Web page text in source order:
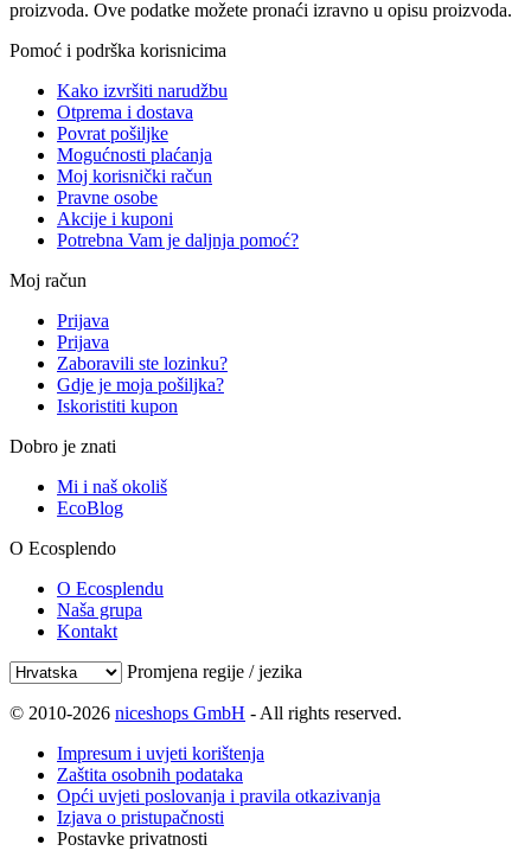
proizvoda. Ove podatke možete pronaći izravno u opisu proizvoda.
Pomoć i podrška korisnicima
Kako izvršiti narudžbu
Otprema i dostava
Povrat pošiljke
Mogućnosti plaćanja
Moj korisnički račun
Pravne osobe
Akcije i kuponi
Potrebna Vam je daljnja pomoć?
Moj račun
Prijava
Prijava
Zaboravili ste lozinku?
Gdje je moja pošiljka?
Iskoristiti kupon
Dobro je znati
Mi i naš okoliš
EcoBlog
O Ecosplendo
O Ecosplendu
Naša grupa
Kontakt
Promjena regije / jezika
© 2010-2026 niceshops GmbH - All rights reserved.
Impresum i uvjeti korištenja
Zaštita osobnih podataka
Opći uvjeti poslovanja i pravila otkazivanja
Izjava o pristupačnosti
Postavke privatnosti